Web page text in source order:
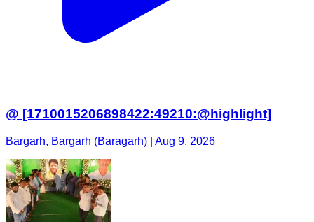
@ [1710015206898422:49210:@highlight]
Bargarh, Bargarh (Baragarh) | Aug 9, 2026